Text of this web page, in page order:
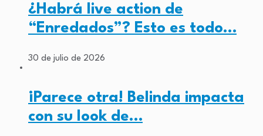
¿Habrá live action de
“Enredados”? Esto es todo…
30 de julio de 2026
¡Parece otra! Belinda impacta
con su look de…